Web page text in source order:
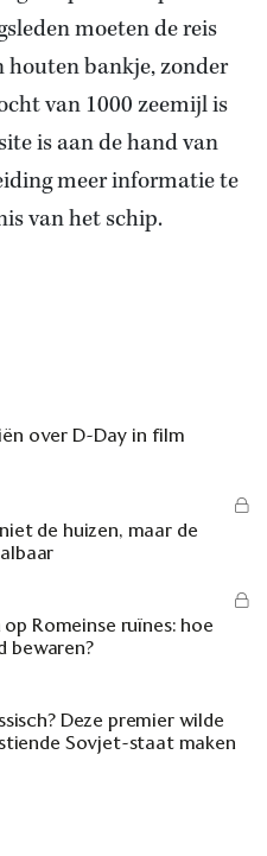
moeten de reis
houten bankje, zonder
van 1000 zeemijl is
is aande hand van
meer informatie te
van hetschip.
over D-Day in film
de huizen, maar de
Romeinse ruïnes: hoe
bewaren?
Deze premier wilde
Sovjet-staat maken